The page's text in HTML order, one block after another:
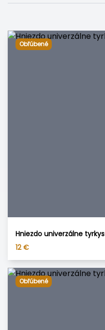
Obľúbené
Hniezdo univerzálne tyrkys
12 €
Obľúbené